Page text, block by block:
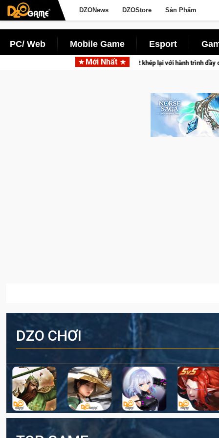
DZONews DZOStore Sản Phẩm
PC/ Web Mobile Game Esport
Mới Nhất
CFVL 2026 Mùa 2 khép lại với hành trình đầy cảm xúc, Team Falcons lên
DZO CHƠI